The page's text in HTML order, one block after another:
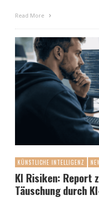
Read More
KÜNSTLICHE INTELLIGENZ
KI Risiken: Report
Täuschung durch